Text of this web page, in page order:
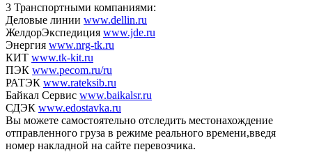
3 Транспортными компаниями:
Деловые линии www.dellin.ru
ЖелдорЭкспедиция www.jde.ru
Энергия www.nrg-tk.ru
КИТ www.tk-kit.ru
ПЭК www.pecom.ru/ru
РАТЭК www.rateksib.ru
Байкал Сервис www.baikalsr.ru
СДЭК www.edostavka.ru
Вы можете самостоятельно отследить местонахождение
отправленного груза в режиме реального времени,введя
номер накладной на сайте перевозчика.